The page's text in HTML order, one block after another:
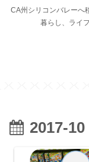
CA州シリコンバレーへ
暮らし、ライ
2017-10